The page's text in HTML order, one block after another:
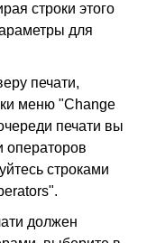
строки этого
для
печати,
меню "Change
печати вы
операторов
строками
должен